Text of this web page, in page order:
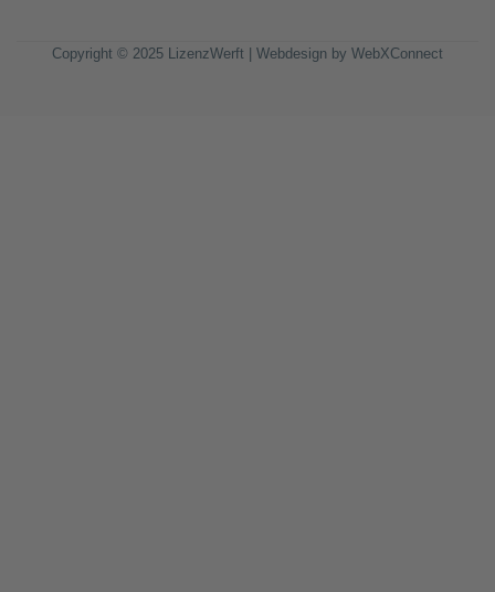
Copyright © 2025 LizenzWerft | Webdesign by WebXConnect